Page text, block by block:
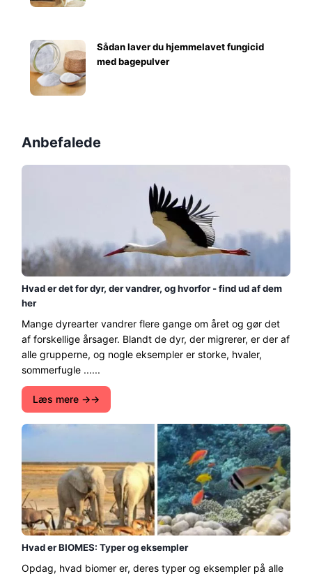
Sådan laver du hjemmelavet fungicid
med bagepulver
Anbefalede
Hvad er det for dyr, der vandrer, og hvorfor - find ud af dem
her
Mange dyrearter vandrer flere gange om året og gør det
af forskellige årsager. Blandt de dyr, der migrerer, er der af
alle grupperne, og nogle eksempler er storke, hvaler,
sommerfugle ......
Læs mere →
Hvad er BIOMES: Typer og eksempler
Opdag, hvad biomer er, deres typer og eksempler på alle